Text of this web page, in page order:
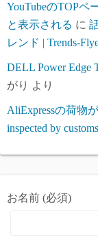
YouTubeのTOPペ
と表示される に
レンド | Trends-
DELL Power Edge
がり より
AliExpressの荷物
inspected by
お名前 (必須)